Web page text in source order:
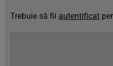
Trebuie să fii autentificat